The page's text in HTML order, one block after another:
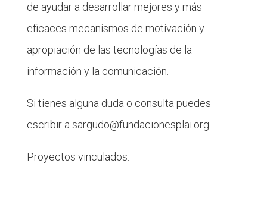
de ayudar a desarrollar mejores y más
eficaces mecanismos de motivación y
apropiación de las tecnologías de la
información y la comunicación.
Si tienes alguna duda o consulta puedes
escribir a sargudo@fundacionesplai.org
Proyectos vinculados: